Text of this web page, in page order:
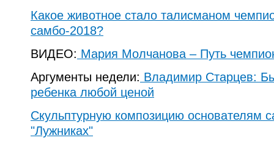
Какое животное стало талисманом
самбо-2018?
ВИДЕО: Мария Молчанова – Путь
Аргументы недели: Владимир Старцев:
ребенка любой ценой
Скульптурную композицию основателям
"Лужниках"